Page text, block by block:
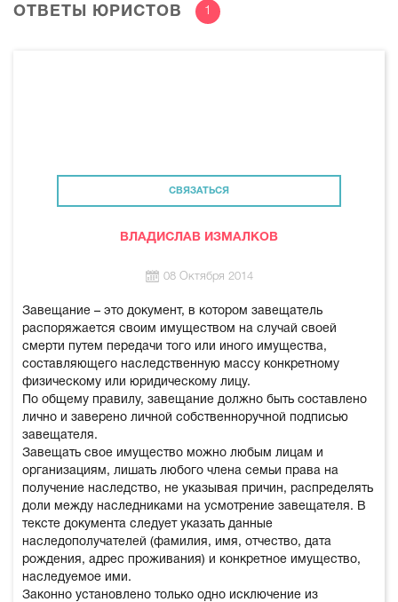
ОТВЕТЫ ЮРИСТОВ 1
СВЯЗАТЬСЯ
ВЛАДИСЛАВ ИЗМАЛКОВ
08 Октября 2014
Завещание – это документ, в котором завещатель
распоряжается своим имуществом на случай своей
смерти путем передачи того или иного имущества,
составляющего наследственную массу конкретному
физическому или юридическому лицу.
По общему правилу, завещание должно быть составлено
лично и заверено личной собственноручной подписью
завещателя.
Завещать свое имущество можно любым лицам и
организациям, лишать любого члена семьи права на
получение наследство, не указывая причин, распределять
доли между наследниками на усмотрение завещателя. В
тексте документа следует указать данные
наследополучателей (фамилия, имя, отчество, дата
рождения, адрес проживания) и конкретное имущество,
наследуемое ими.
Законно установлено только одно исключение из